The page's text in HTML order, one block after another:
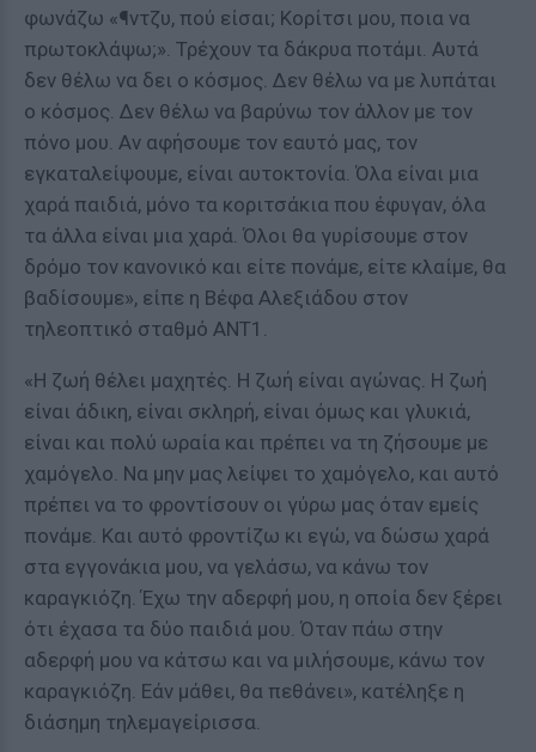
φωνάζω «¶ντζυ, πού είσαι; Κορίτσι μου, ποια να
πρωτοκλάψω;». Τρέχουν τα δάκρυα ποτάμι. Αυτά
δεν θέλω να δει ο κόσμος. Δεν θέλω να με λυπάται
ο κόσμος. Δεν θέλω να βαρύνω τον άλλον με τον
πόνο μου. Αν αφήσουμε τον εαυτό μας, τον
εγκαταλείψουμε, είναι αυτοκτονία. Όλα είναι μια
χαρά παιδιά, μόνο τα κοριτσάκια που έφυγαν, όλα
τα άλλα είναι μια χαρά. Όλοι θα γυρίσουμε στον
δρόμο τον κανονικό και είτε πονάμε, είτε κλαίμε, θα
βαδίσουμε», είπε η Βέφα Αλεξιάδου στον
τηλεοπτικό σταθμό ΑΝΤ1.
«Η ζωή θέλει μαχητές. Η ζωή είναι αγώνας. Η ζωή
είναι άδικη, είναι σκληρή, είναι όμως και γλυκιά,
είναι και πολύ ωραία και πρέπει να τη ζήσουμε με
χαμόγελο. Να μην μας λείψει το χαμόγελο, και αυτό
πρέπει να το φροντίσουν οι γύρω μας όταν εμείς
πονάμε. Και αυτό φροντίζω κι εγώ, να δώσω χαρά
στα εγγονάκια μου, να γελάσω, να κάνω τον
καραγκιόζη. Έχω την αδερφή μου, η οποία δεν ξέρει
ότι έχασα τα δύο παιδιά μου. Όταν πάω στην
αδερφή μου να κάτσω και να μιλήσουμε, κάνω τον
καραγκιόζη. Εάν μάθει, θα πεθάνει», κατέληξε η
διάσημη τηλεμαγείρισσα.